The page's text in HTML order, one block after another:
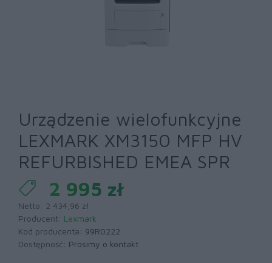
Urządzenie wielofunkcyjne
LEXMARK XM3150 MFP HV
REFURBISHED EMEA SPR
2 995 zł
Netto: 2 434,96 zł
Producent: Lexmark
Kod producenta: 99R0222
Dostępność: Prosimy o kontakt